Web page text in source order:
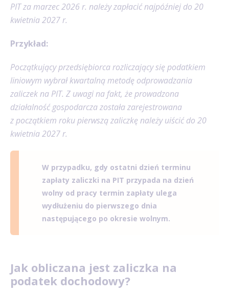
PIT za marzec 2026 r. należy zapłacić najpóźniej do 20
kwietnia 2027 r.
Przykład:
Początkujący przedsiębiorca rozliczający się podatkiem
liniowym wybrałkwartalną metodę odprowadzania
zaliczek na PIT. Z uwagi na fakt, że prowadzona
działalność gospodarcza została zarejestrowana
z początkiem roku pierwszą zaliczkę należy uiścić do 20
kwietnia 2027 r.
W przypadku, gdy ostatni dzień terminu
zapłaty zaliczki na PIT przypada na dzień
wolny od pracy termin zapłaty ulega
wydłużeniu do pierwszego dnia
następującego po okresie wolnym.
Jak obliczana jest zaliczka na
podatek dochodowy?